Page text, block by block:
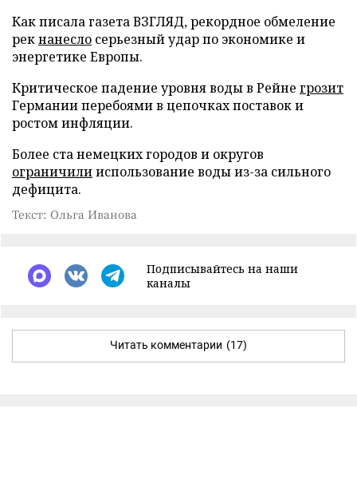
Как писала газета ВЗГЛЯД, рекордное обмеление
рекнанесло серьезный удар по экономике и
энергетике Европы.
Критическое падение уровня воды в Рейне грозит
Германии перебоями в цепочках поставок и
ростом инфляции.
Более ста немецких городов и округов
ограничилииспользование воды из-за сильного
дефицита.
Текст: Ольга Иванова
Подписывайтесь на наши
каналы
Читать комментарии (17)